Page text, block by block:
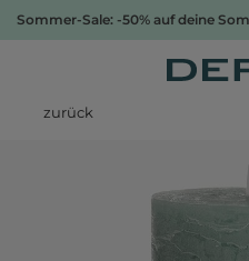
Sommer-Sale: -50% auf deine
zurück